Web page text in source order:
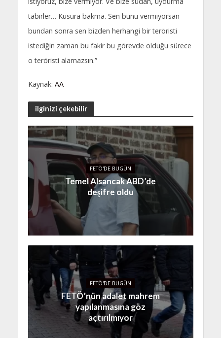
tabirler… Kusura bakma. Sen bunu vermiyorsan
bundan sonra sen bizden herhangi bir teröristi
istediğin zaman bu fakir bu görevde olduğu sürece
o teröristi alamazsın.”
Kaynak: AA
ilginizi çekebilir
FETÖ'DE BUGÜN
Temel Alsancak ABD’de
deşifre oldu
FETÖ'DE BUGÜN
FETÖ’nün adalet mahrem
yapılanmasına göz
açtırılmıyor